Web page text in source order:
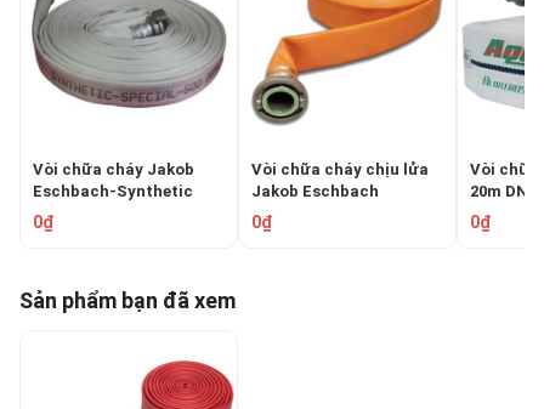
Vòi chữa cháy Jakob
Eschbach-Synthetic
Special 500
0₫
Vòi chữa cháy chịu lửa
Jakob Eschbach​​​​​​​
DRAGON
0₫
Vòi chữa
20m
Aqua65-
0₫
Sản phẩm bạn đã xem